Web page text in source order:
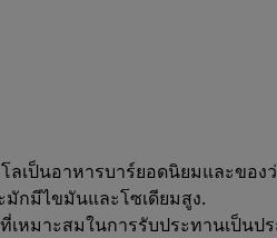
เป็นอาหารบาร์ยอดนิยมและของ
กมีไขมันและโซเดียมสูง.
หมาะสมในการรับประทานเป็นปร